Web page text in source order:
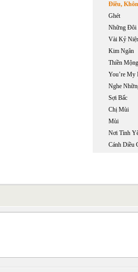
Điều,
Ghét
Những Đôi
Kim Ngân
Thiền Mộng
You’re My
Nghe
Sợi Bấc
Chị Mùi
Mùi
Nơi Tình
Cánh Diều